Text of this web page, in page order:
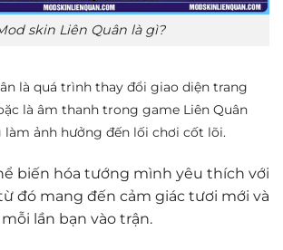
skin Liên Quân là gì?
là quá trình thay đổi giao diện trang
là âm thanh trong game Liên Quân
làm ảnh hưởng đến lối chơi cốt lõi.
biến hóa tướng mình yêu thích với
đó mang đến cảm giác tươi mới và
lần bạn vào trận.